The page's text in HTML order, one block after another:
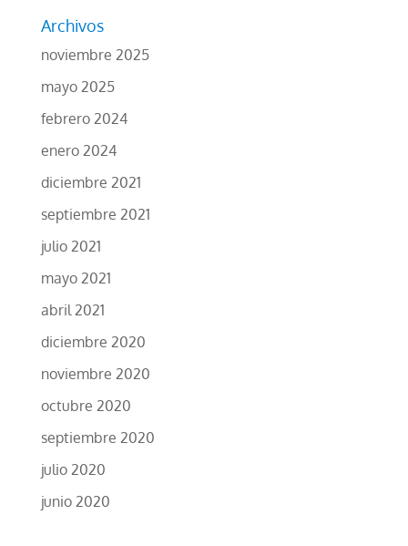
Archivos
noviembre 2025
mayo 2025
febrero 2024
enero 2024
diciembre 2021
septiembre 2021
julio 2021
mayo 2021
abril 2021
diciembre 2020
noviembre 2020
octubre 2020
septiembre 2020
julio 2020
junio 2020